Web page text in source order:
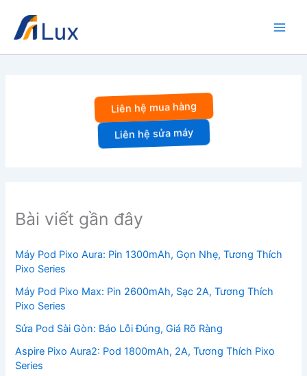
dung
Liên hệ mua hàng
Liên hệ sửa máy
Bài viết gần đây
Máy Pod Pixo Aura: Pin 1300mAh, Gọn Nhẹ, Tương Thích
Pixo Series
Máy Pod Pixo Max: Pin 2600mAh, Sạc 2A, Tương Thích
Pixo Series
Sửa Pod Sài Gòn: Báo Lỗi Đúng, Giá Rõ Ràng
Aspire Pixo Aura2: Pod 1800mAh, 2A, Tương Thích Pixo
Series